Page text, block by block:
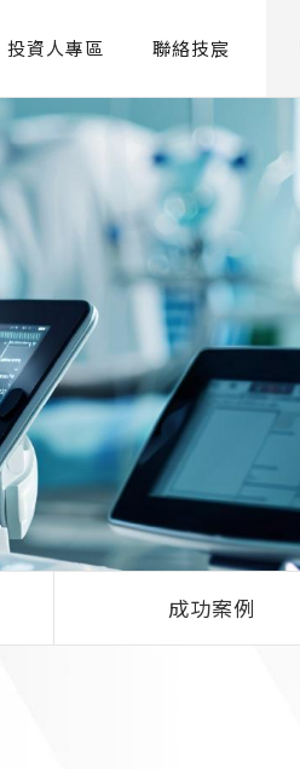
投資人專區 聯絡技宸
成功案例